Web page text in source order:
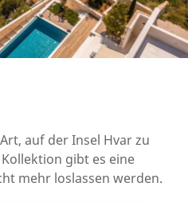
auf der Insel Hvar zu
gibt es eine
mehr loslassen werden.